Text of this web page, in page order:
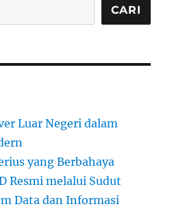
CARI
Luar Negeri dalam
yang Berbahaya
Resmi melalui Sudut
Data dan Informasi